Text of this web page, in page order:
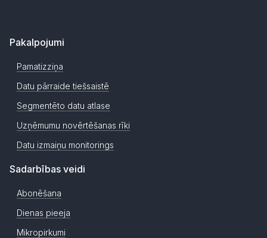
Pakalpojumi
Pamatizziņa
Datu pārraide tiešsaistē
Segmentēto datu atlase
Uzņēmumu novērtēšanas rīki
Datu izmaiņu monitorings
Sadarbības veidi
Abonēšana
Dienas pieeja
Mikropirkumi